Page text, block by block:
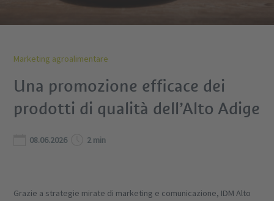
Marketing agroalimentare
Una promozione efficace dei
prodotti di qualità dell’Alto Adige
08.06.2026 2 min
Grazie a strategie mirate di marketing e comunicazione, IDM Alto